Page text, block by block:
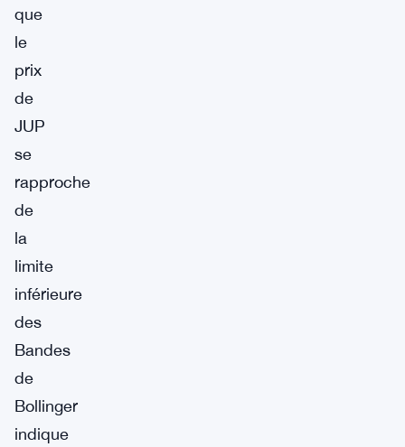
que
le
prix
de
JUP
se
rapproche
de
la
limite
inférieure
des
Bandes
de
Bollinger
indique